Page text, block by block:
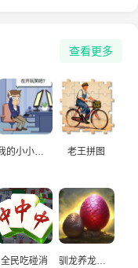
查看更多
我的小小人生 老王拼图
全民吃碰消 驯龙养龙孵化高手